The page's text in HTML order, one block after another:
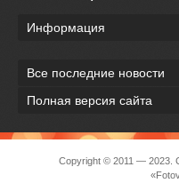
Информация
Все последние новости
Полная версия сайта
Copyright © 2011 — 2023.